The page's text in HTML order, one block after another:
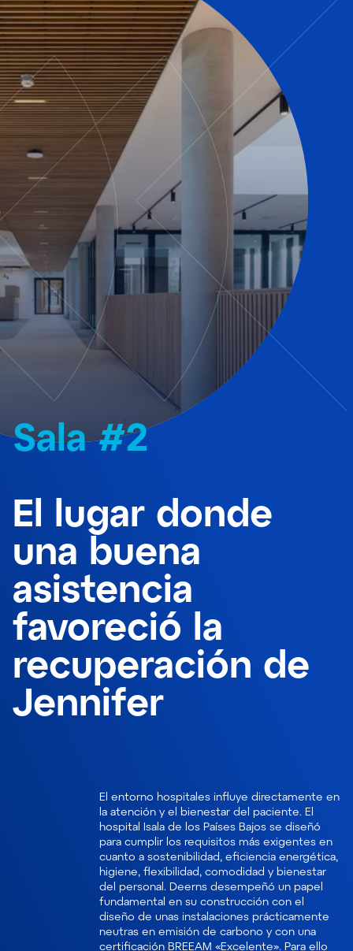
Sala #2
El lugar donde
una buena
asistencia
favoreció la
recuperación de
Jennifer
El entorno hospitales influye directamente en
la atención y el bienestar del paciente. El
hospital Isala de los Países Bajos se diseñó
para cumplir los requisitos más exigentes en
cuanto a sostenibilidad, eficiencia energética,
higiene, flexibilidad, comodidad y bienestar
del personal. Deerns desempeñó un papel
fundamental en su construcción con el
diseño de unas instalaciones prácticamente
neutras en emisión de carbono y con una
certificación BREEAM «Excelente». Para ello